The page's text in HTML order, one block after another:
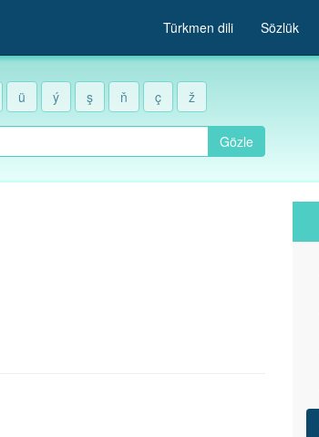
Türkmen dili Sözlük
ü ý ş ň ç ž
Gözle